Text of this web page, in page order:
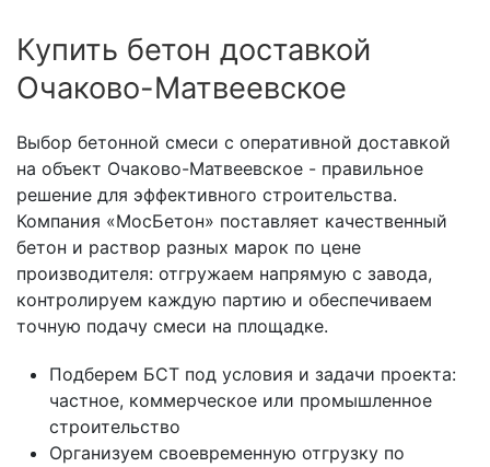
Купить бетон доставкой
Очаково-Матвеевское
Выбор бетонной смеси с оперативной доставкой
на объект Очаково-Матвеевское - правильное
решение для эффективного строительства.
Компания «МосБетон» поставляет качественный
бетон и раствор разных марок по цене
производителя: отгружаем напрямую с завода,
контролируем каждую партию и обеспечиваем
точную подачу смеси на площадке.
Подберем БСТ под условия и задачи проекта:
частное, коммерческое или промышленное
строительство
Организуем своевременную отгрузку по